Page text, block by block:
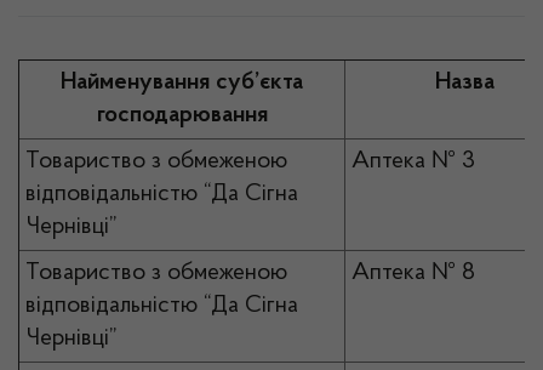
Найменування суб’єкта
господарювання
Назва
Товариство з обмеженою
відповідальністю “Да Сігна
Чернівці”
Аптека № 3
Товариство з обмеженою
відповідальністю “Да Сігна
Чернівці”
Аптека № 8